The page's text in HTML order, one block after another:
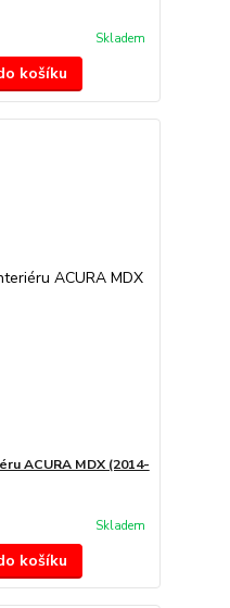
Skladem
košíku
ACURA MDX (2014-
Skladem
košíku